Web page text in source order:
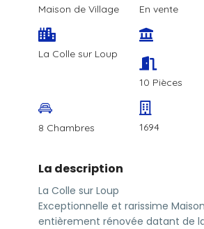
Maison de Village En vente
La Colle sur Loup
10 Pièces
8 Chambres 1694
La description
La Colle sur Loup
Exceptionnelle et rarissime
entièrement rénovée datant de la